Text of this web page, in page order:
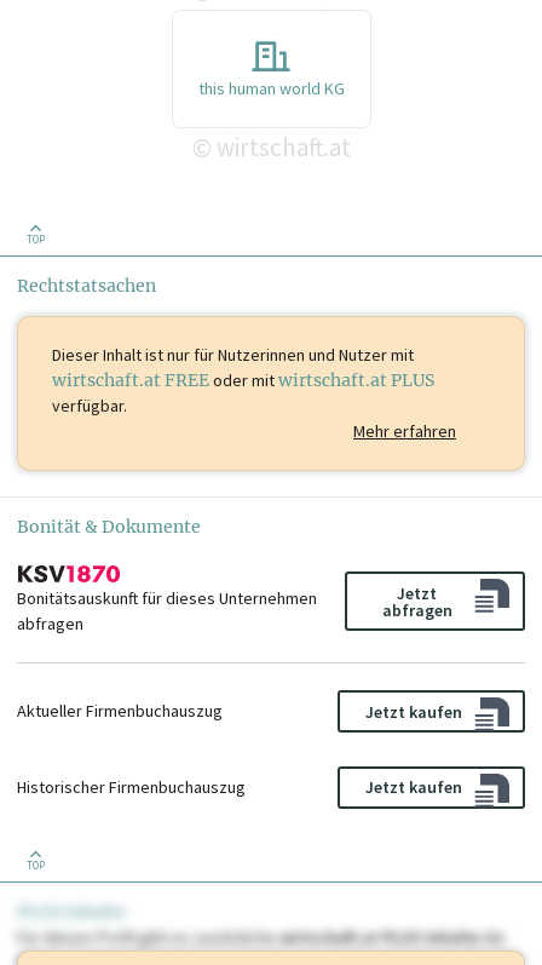
this human world KG
© wirtschaft.at
TOP
Rechtstatsachen
Dieser Inhalt istnur für Nutzerinnen und Nutzer mit
wirtschaft.at FREEoder mitwirtschaft.at PLUS
verfügbar.
Mehr erfahren
Bonität & Dokumente
Bonitätsauskunft für dieses Unternehmen
abfragen
Jetzt
abfragen
Aktueller Firmenbuchauszug Jetzt kaufen
Historischer Firmenbuchauszug Jetzt kaufen
TOP
PLUS Inhalte
Für dieses Profil gibt es zusätzlichewirtschaft.at PLUS Inhaltedie